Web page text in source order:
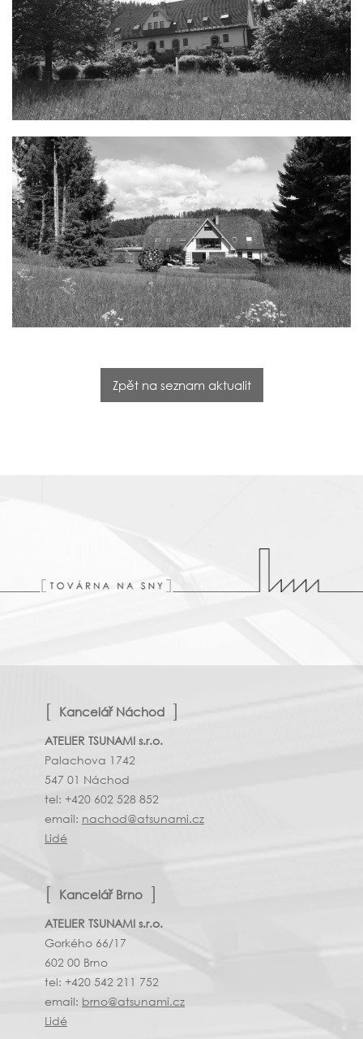
Zpět na seznam aktualit
Kancelář Náchod
ATELIER TSUNAMI s.r.o.
Palachova 1742
547 01 Náchod
tel: +420 602 528 852
email: nachod@atsunami.cz
Lidé
Kancelář Brno
ATELIER TSUNAMI s.r.o.
Gorkého 66/17
602 00 Brno
tel: +420 542 211 752
email: brno@atsunami.cz
Lidé